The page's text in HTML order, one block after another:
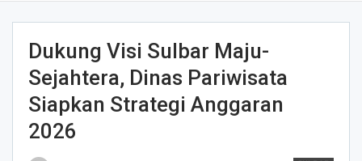
Dukung Visi Sulbar Maju-
Sejahtera, Dinas Pariwisata
Siapkan Strategi Anggaran
2026